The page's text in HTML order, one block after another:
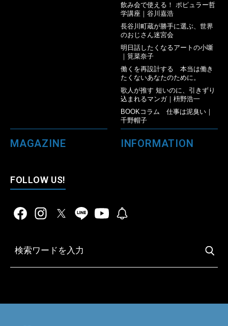
飲み会で使える！ ポピュラー哲
学講座｜谷川嘉浩
長谷川町蔵が勝手に選ぶ、世界
のおじさん迷宮会
明日話したくなるアートの小噺
｜筧菜奈子
働くを再設計する 本当は働き
たくないあなたのために。
歌人が推す 短いのに、引きずり
込まれるマンガ｜枡野浩一
BOOKコラム 仕事は泥臭い｜
千野帽子
MAGAZINE INFORMATION
FOLLOW US!